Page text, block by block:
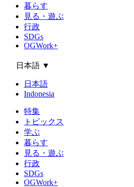
暮らす
見る・遊ぶ
行政
SDGs
OGWork+
日本語 ▼
日本語
Indonesia
特集
トピックス
学ぶ
暮らす
見る・遊ぶ
行政
SDGs
OGWork+